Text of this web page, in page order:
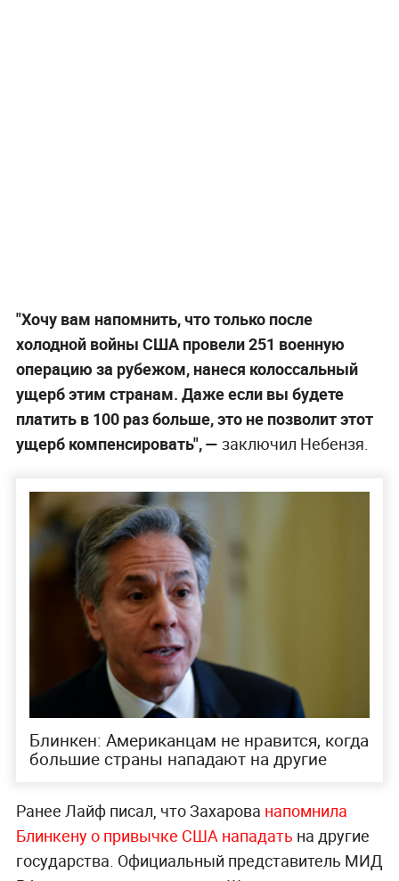
"Хочу вам напомнить, что только после
холодной войны США провели 251 военную
операцию за рубежом, нанеся колоссальный
ущерб этим странам. Даже если вы будете
платить в 100 раз больше, это не позволит этот
ущерб компенсировать", — заключил Небензя.
Блинкен: Американцам не нравится, когда
большие страны нападают на другие
Ранее Лайф писал, что Захарова напомнила
Блинкену о привычке США нападать на другие
государства. Официальный представитель МИД